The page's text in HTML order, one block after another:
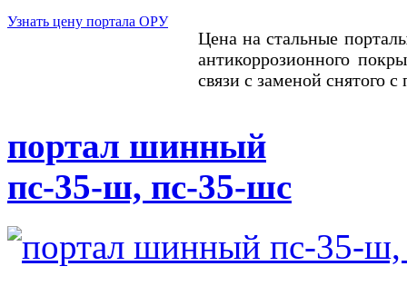
Узнать цену портала ОРУ
Цена на стальные
антикоррозионного
связи с заменой снятого
портал шинный
пс-35-ш, пс-35-шс